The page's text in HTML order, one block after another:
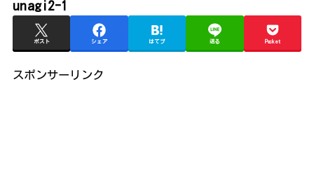
unagi2-1
ポスト シェア はてブ 送る Pocket
スポンサーリンク